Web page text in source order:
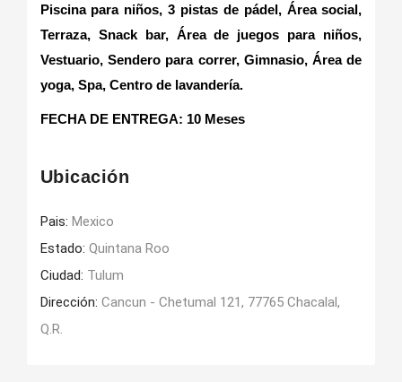
Piscina para niños, 3 pistas de pádel, Área social,
Terraza, Snack bar, Área de juegos para niños,
Vestuario, Sendero para correr, Gimnasio, Área de
yoga, Spa, Centro de lavandería.
FECHA DE ENTREGA: 10 Meses
Ubicación
Pais: Mexico
Estado: Quintana Roo
Ciudad: Tulum
Dirección: Cancun - Chetumal 121, 77765 Chacalal,
Q.R.